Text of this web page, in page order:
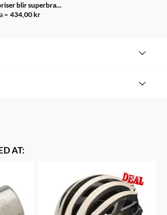
blir superbra...
= 434,00 kr
Universalfäste i botten
AT: